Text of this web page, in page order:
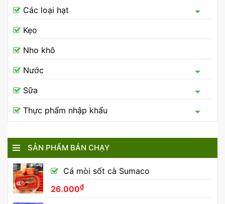
Các loại hạt
Kẹo
Nho khô
Nước
Sữa
Thực phẩm nhập khẩu
SẢN PHẨM BÁN CHẠY
Cá mòi sốt cà Sumaco
26.000₫